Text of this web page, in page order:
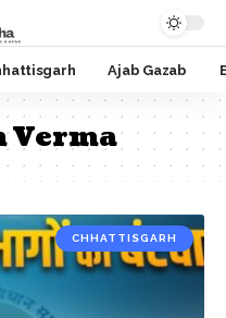
Ajab Gazab
Verma
CHHATTISGARH